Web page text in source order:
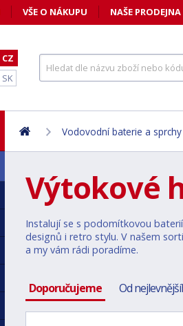
VŠE O NÁKUPU NAŠE PRODEJNA
CZ
SK
Vodovodní baterie a sprchy
Výtokové
Instalují se s podomítkovou
designů i retro stylu. V našem
a my vám rádi poradíme.
Doporučujeme Od